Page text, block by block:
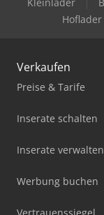
Hoflader
Verkaufen
Preise & Tarife
Inserate schalten
Inserate verwalten
Werbung buchen